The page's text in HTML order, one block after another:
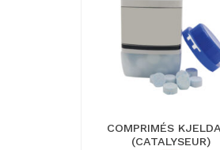
COMPRIMÉS
(CATALYSEUR)